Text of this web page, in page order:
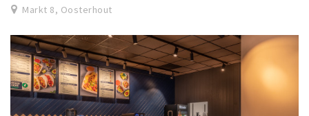
Markt 8, Oosterhout